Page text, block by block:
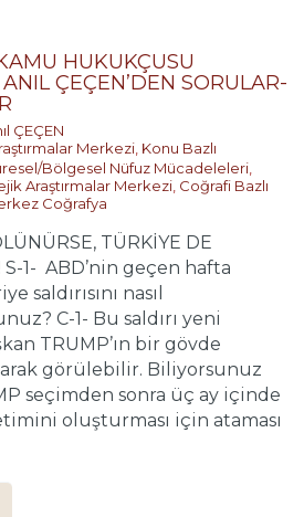
HUKUKÇUSU
ÇEÇEN’DEN SORULAR-
ÇEÇEN
Merkezi Konu Bazlı
Bölgesel Nüfuz Mücadeleleri
Araştırmalar Merkezi Coğrafi Bazlı
Coğrafya
TÜRKİYE DE
S-1- ABD’nin geçen hafta
saldırısını nasıl
C-1- Bu saldırı yeni
TRUMP’ın bir gövde
görülebilir. Biliyorsunuz
seçimden sonra üç ay içinde
oluşturması için ataması